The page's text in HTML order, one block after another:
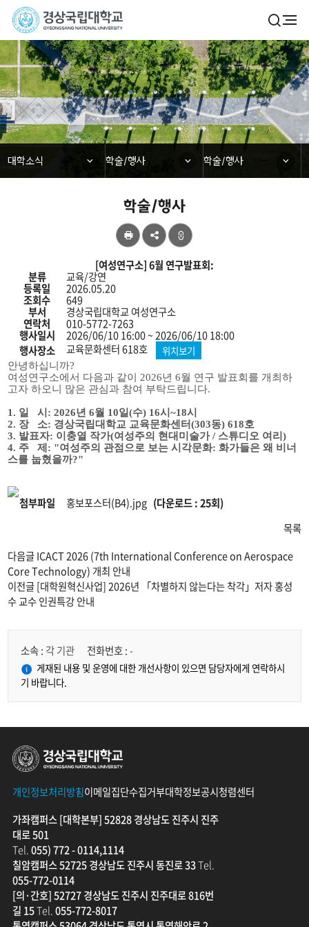
경
상
국
립
대
학
검
열
기
전
체
메
뉴
대학소식
닫힘
대학소식 닫힘
학술/행사 닫힘
학술/행사
학술/행사
공
유
분
류,
제
목,
부
서,
연
락
처,
행
장
소,
행
사
일
시,
게
기
인
습
니
다.
[여성연구소] 6월 연구발표회:
분류 교육/강연
등록일 2026.05.20
조회수 649
부서 경상국립대학교 여성연구소
연락처 010-5772-7263
행사일시
2026/06/10 16:00 ~ 2026/06/10 18:00
행사장소
교육문화센터 618호 위치보기
안녕하십니까?
여성연구소에서 다음과 같이 2026년 6월 연구 발표회를 개최하
고자 하오니 많은 관심과 참여 부탁드립니다.
1. 일 시: 2026년 6월 10일(수) 16시~18시
2. 장 소: 경상국립대학교 교육문화센터(303동) 618호
3. 발표자: 이충열 작가(여성주의 현대미술가 / 스튜디오 여리)
4. 주 제: "여성주의 관점으로 보는 시각문화: 화가들은 왜 비너
스를 눕혔을까?"
첨부파일 홍보포스터(B4).jpg (다운로드 : 25회)
목록
다음글ICACT 2026 (7th International Conference on Aerospace
Core Technology) 개최 안내
이전글[대학원혁신사업] 2026년 「차별하지 않는다는 착각」저자 홍성
수 교수 인권특강 안내
소속 : 각 기관 전화번호 :-
게재된 내용 및 운영에 대한 개선사항이 있으면 담당자에게 연락하시
기 바랍니다.
개인정보처리방침이메일집단수집거부대학정보공시청렴센터
가좌캠퍼스 [대학본부] 52828 경상남도 진주시 진주
대로 501
Tel.055) 772 - 0114,1114
칠암캠퍼스 52725 경상남도 진주시 동진로 33Tel.
055-772-0114
[의·간호] 52727 경상남도 진주시 진주대로 816번
길 15Tel.055-772-8017